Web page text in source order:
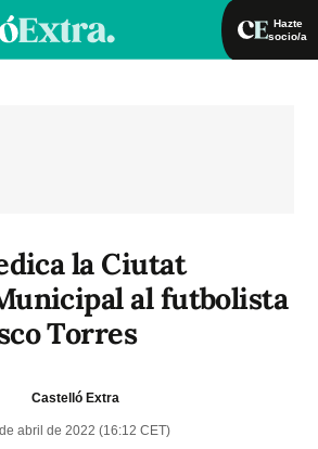
Hazte
socio/a
la Ciutat
al futbolista
Torres
Castelló Extra
abril de 2022 (16:12 CET)